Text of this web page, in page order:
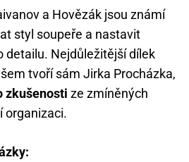
a Hovězák jsou známí
styl soupeře a nastavit
detailu. Nejdůležitější dílek
tvoří sám Jirka Procházka,
zkušenosti ze zmíněných
organizaci.